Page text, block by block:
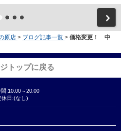
原店 > ブログ記事一覧 > 価格変更！ 中
トップに戻る
:10:00～20:00
休日:(なし)